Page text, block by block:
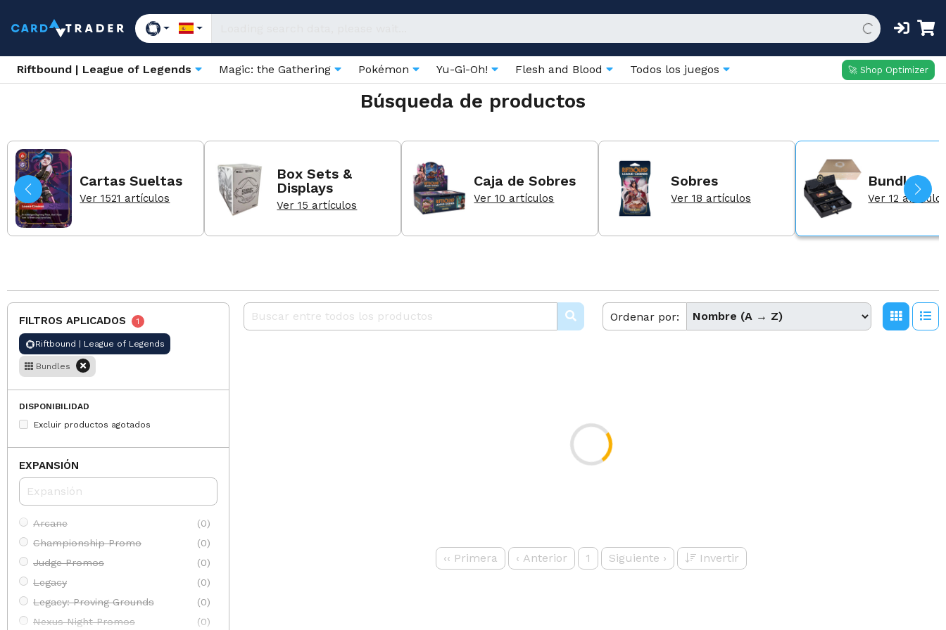
Riftbound | League of Legends Magic: the Gathering Pokémon Yu-Gi-Oh! Flesh and Blood Todos los juegos 🚀 Shop Optimizer
Búsqueda de productos
Cartas Sueltas
Ver 1521 artículos
Box Sets &
Displays
Ver 15 artículos
Caja de Sobres
Ver 10 artículos
Sobres
Ver 18 artículos
Bundles
Ver 12
FILTROS APLICADOS 1
Riftbound | League of Legends
Bundles
DISPONIBILIDAD
Excluir productos agotados
EXPANSIÓN
Arcane
(0)
Championship Promo
(0)
Judge Promos
(0)
Legacy
(0)
Legacy: Proving Grounds
(0)
Nexus Night Promos
(0)
Ordenar por:
‹‹ Primera ‹ Anterior 1 Siguiente › Invertir